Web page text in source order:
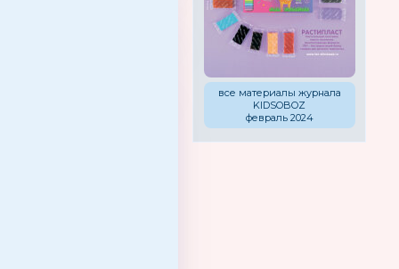
все материалы журнала
KIDSOBOZ
февраль 2024